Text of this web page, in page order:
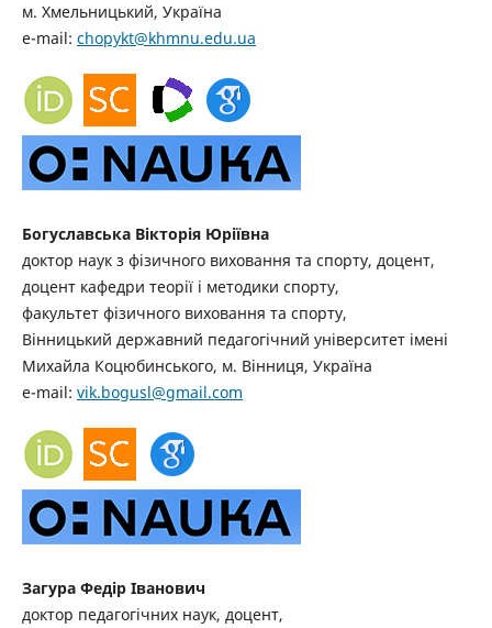
м. Хмельницький, Україна
e-mail: chopykt@khmnu.edu.ua
Богуславська Вікторія Юріївна
доктор наук з фізичного виховання та спорту, доцент,
доцент кафедри теорії і методики спорту,
факультет фізичного виховання та спорту,
Вінницький державний педагогічний університет імені
Михайла Коцюбинського, м. Вінниця, Україна
e-mail: vik.bogusl@gmail.com
Загура Федір Іванович
доктор педагогічних наук, доцент,